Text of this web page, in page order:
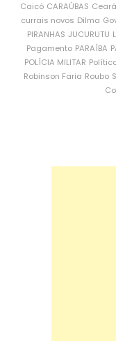
Caicó CARAÚBAS Ceará
currais novos Dilma
PIRANHAS JUCURUTU
Pagamento PARAÍBA
POLÍCIA MILITAR
Robinson Faria Roubo